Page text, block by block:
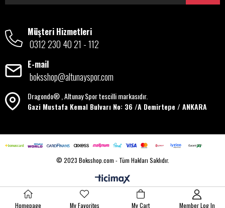
Müşteri Hizmetleri
0312 230 40 21 - 112
E-mail
boksshop@altunayspor.com
Dragondo® , Altunay Spor tescilli markasıdır.
Gazi Mustafa Kemal Bulvarı No: 36 /A Demirtepe / ANKARA
© 2023 Boksshop.com - Tüm Hakları Saklıdır.
Homepage My Favorites My Cart Member Log In